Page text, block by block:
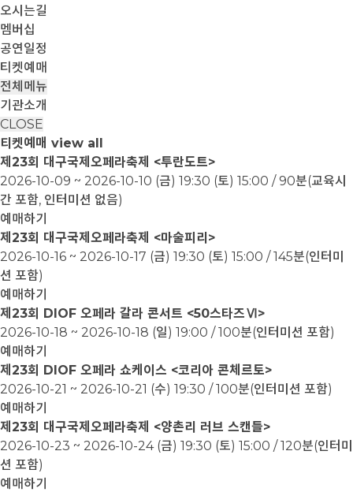
오시는길
멤버십
공연일정
티켓예매
전체메뉴
기관소개
CLOSE
티켓예매 view all
제23회 대구국제오페라축제 <투란도트>
2026-10-09 ~ 2026-10-10 (금) 19:30 (토) 15:00 / 90분(교육시
간 포함, 인터미션 없음)
예매하기
제23회 대구국제오페라축제 <마술피리>
2026-10-16 ~ 2026-10-17 (금) 19:30 (토) 15:00 / 145분(인터미
션 포함)
예매하기
제23회 DIOF 오페라 갈라 콘서트 <50스타즈Ⅵ>
2026-10-18 ~ 2026-10-18 (일) 19:00 / 100분(인터미션 포함)
예매하기
제23회 DIOF 오페라 쇼케이스 <코리아 콘체르토>
2026-10-21 ~ 2026-10-21 (수) 19:30 / 100분(인터미션 포함)
예매하기
제23회 대구국제오페라축제 <양촌리 러브 스캔들>
2026-10-23 ~ 2026-10-24 (금) 19:30 (토) 15:00 / 120분(인터미
션 포함)
예매하기